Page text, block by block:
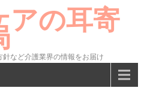
アの耳寄
など介護業界の情報をお届け